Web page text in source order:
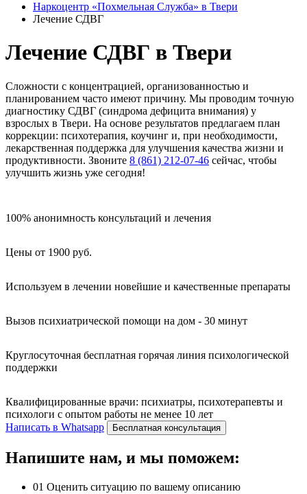
Наркоцентр «Похмельная Служба» в Твери
Лечение СДВГ
Лечение СДВГ в Твери
Сложности с концентрацией, организованностью и
планированием часто имеют причину. Мы проводим точную
диагностику СДВГ (синдрома дефицита внимания) у
взрослых в Твери. На основе результатов предлагаем план
коррекции: психотерапия, коучинг и, при необходимости,
лекарственная поддержка для улучшения качества жизни и
продуктивности. Звоните 8 (861) 212-07-46 сейчас, чтобы
улучшить жизнь уже сегодня!
100% анонимность консультаций и лечения
Цены от 1900 руб.
Используем в лечении новейшие и качественные препараты
Вызов психиатрической помощи на дом - 30 минут
Круглосуточная бесплатная горячая линия психологической
поддержки
Квалифицированные врачи: психиатры, психотерапевты и
психологи с опытом работы не менее 10 лет
Написать в Whatsapp
Бесплатная консультация
Напишите нам, и мы поможем:
01 Оценить ситуацию по вашему описанию